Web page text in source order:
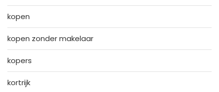
kopen
kopen zonder makelaar
kopers
kortrijk